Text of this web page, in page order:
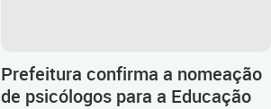
Prefeitura confirma a nomeação
de psicólogos para a Educação